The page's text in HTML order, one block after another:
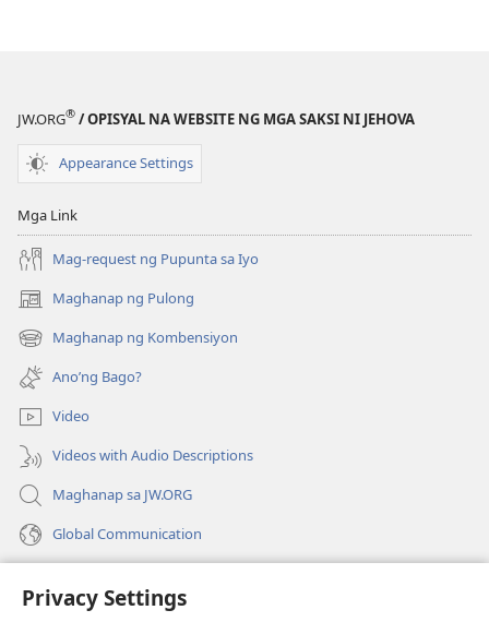
Privacy Settings
JW.ORG® / OPISYAL NA WEBSITE NG MGA SAKSI NI JEHOVA
Appearance Settings
Mga Link
Mag-request ng Pupunta sa Iyo
Maghanap ng Pulong
(may
bubukas
na
bagong
window)
Maghanap ng Kombensiyon
(may
bubukas
na
bagong
window)
Ano’ng Bago?
Video
Videos with Audio Descriptions
Maghanap sa JW.ORG
Global Communication